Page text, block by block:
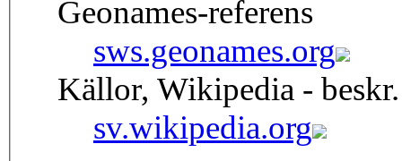
Geonames-referens
sws.geonames.org
Källor, Wikipedia -
sv.wikipedia.org